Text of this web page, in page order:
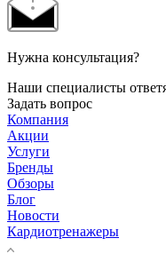
Нужна консультация?
Наши специалисты
Задать вопрос
Компания
Акции
Услуги
Бренды
Обзоры
Блог
Новости
Кардиотренажеры